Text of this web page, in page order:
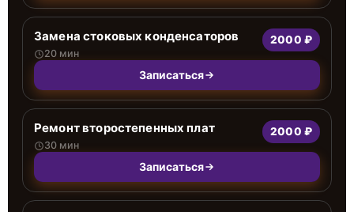
Замена стоковых конденсаторов
20 мин
2000 ₽
Записаться
Ремонт второстепенных плат
30 мин
2000 ₽
Записаться